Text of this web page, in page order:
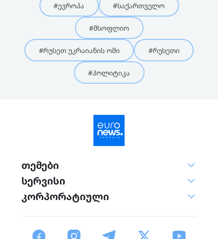
#ევროპა #საქართველო
#მსოფლიო
#რუსეთ უკრაიანის ომი #რუსეთი
#პოლიტიკა
თემები
სერვისი
კორპორატიული